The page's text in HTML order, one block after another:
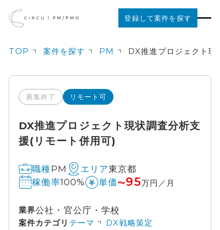
登録して案件を探す
ご利用の流れ
お役立ちコンテンツ
TOP 案件を探す PM
募集終了 リモート可
DX推進プロジェクト現状調査分析支
援(リモート併用可)
職種PM エリア東京都
稼働率100% 単価〜95万円／月
業界公社・官公庁・学校
案件カテゴリ テーマ DX戦略策定